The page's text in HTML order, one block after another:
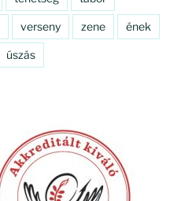
verseny zene ének
úszás